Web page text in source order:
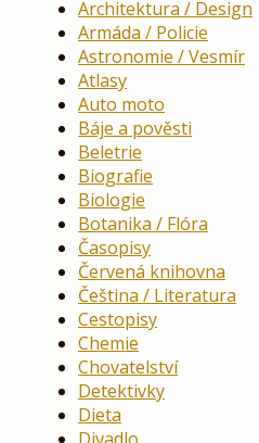
Architektura / Design
Armáda / Policie
Astronomie / Vesmír
Atlasy
Auto moto
Báje a pověsti
Beletrie
Biografie
Biologie
Botanika / Flóra
Časopisy
Červená knihovna
Čeština / Literatura
Cestopisy
Chemie
Chovatelství
Detektivky
Dieta